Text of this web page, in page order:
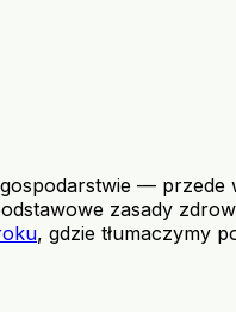
—
zasady
, gdzie tłumaczymy